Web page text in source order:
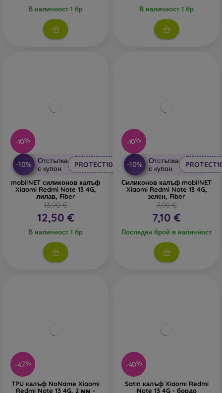
В наличност 1 бр В наличност 1 бр
-10%
-10%
Отстъпка
с купон
PROTECT10
mobilNET силиконов калъф
Xiaomi Redmi Note 13 4G,
лилав, Fiber
13,90 €
12,50 €
В наличност 1 бр
-10%
-10%
Отстъпка
с купон
Силиконов калъф mobilNET
Xiaomi Redmi Note 13 4G,
зелен, Fiber
7,90 €
7,10 €
Последен брой в наличност
-42%
TPU калъф NoName Xiaomi
Redmi Note 13 4G, 2 мм -
-40%
Satin калъф Xiaomi Redmi
Note 13 4G - бордо